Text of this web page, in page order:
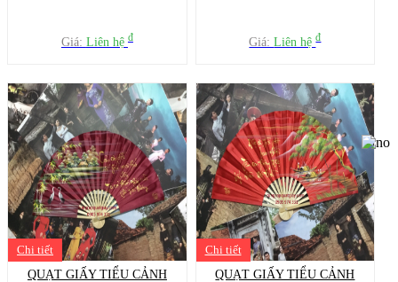
Giá: Liên hệ đ Giá:Liên hệđ
Chi tiết
QUẠT GIẤY TIỂU CẢNH
Chi tiết
QUẠT GIẤY TIỂU CẢNH